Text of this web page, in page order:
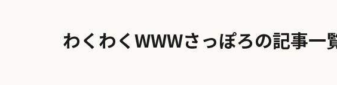
わくわくWWWさっぽろの記事一